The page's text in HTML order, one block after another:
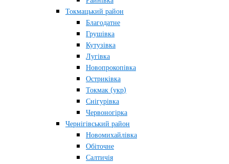
Токмацький район
Благодатне
Грушівка
Кутузівка
Лугівка
Новопрокопівка
Остриківка
Токмак (укр)
Снігурівка
Червоногірка
Чернігівський район
Новомихайлівка
Обіточне
Салтичія